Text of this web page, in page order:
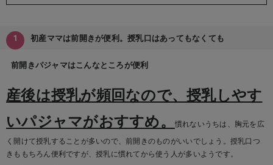
親子コーデ｜ママとベビーにおすすめ！
Gift Selection 出産祝い
ロンパースはいつからいつまで使う？選ぶポイントも解説！
保育園・入園準備特集
初産ママは前開きが便利。授乳口はあってもなくても
前開きパジャマはこんなところが便利
産後は授乳が頻回なので、授乳しやす
いパジャマがおすすめ。
慣れないうちは、胸元を広
く開けて授乳することが多いので、前開きのものがいいでしょう。授乳口つ
きももちろん便利ですが、授乳に慣れてから使う人が多いようです。